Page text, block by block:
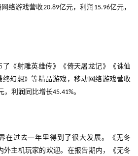
网络游戏营收20.89亿元，利润 15.96亿元，
《射雕英雄传》《倚天屠龙记》《诛仙
幻想》等精品游戏，移动网络游戏营收
，利润同比增长45.41%。
在过去一年里得到了很大发展。《无冬
外主机玩家的欢迎。在报告期内，《无冬